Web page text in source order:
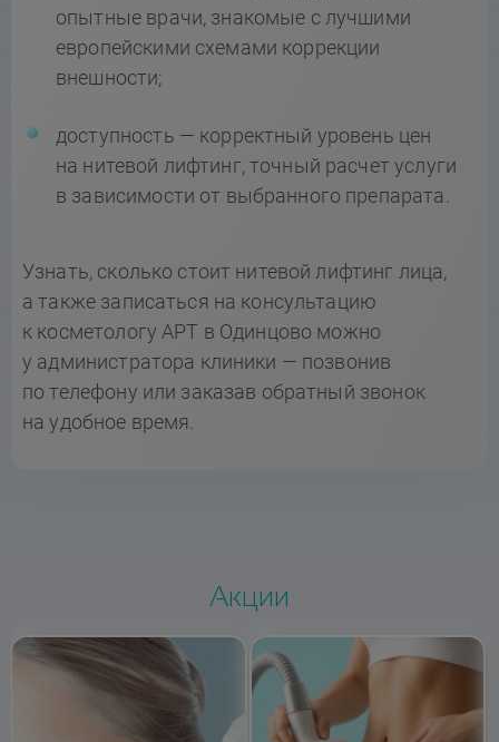
опытные врачи, знакомые с лучшими
европейскими схемами коррекции
внешности;
доступность — корректный уровень цен
на нитевой лифтинг, точный расчет услуги
в зависимости от выбранного препарата.
Узнать, сколько стоит нитевой лифтинг лица,
а также записаться на консультацию
к косметологу АРТ в Одинцово можно
у администратора клиники — позвонив
по телефону или заказав обратный звонок
на удобное время.
Акции